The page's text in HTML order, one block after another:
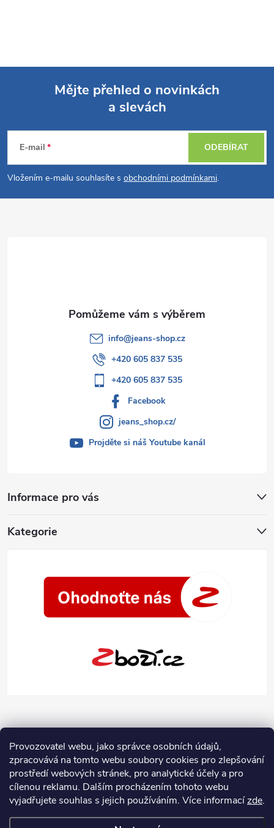
Provozovatel webu, jako správce osobních údajů,
zpracovává na tomto webu soubory cookies pro zlepšování
prostředí webových stránek, pro analytické účely a pro
cílenou reklamu. Dalším procházením tohoto webu
vyjadřujete souhlas s jejich používáním. Více informacízde.
p
a
Mějte přehled o novinkách
a slevách
E-mail
Vložením e-mailu souhlasíte s obchodními podmínkami.
ODEBÍRAT
Informace pro vás
Kategorie
info@jeans-shop.cz
+420 605 837 535
+420 605 837 535
Facebook
jeans_shop.cz/
Projděte si náš Youtube kanál